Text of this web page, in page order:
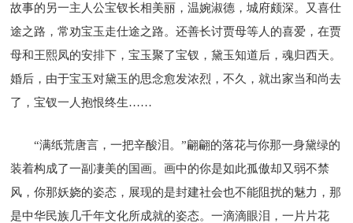
故事的另一主人公宝钗长相美丽，温婉淑德，城府颇深。又喜仕
途之路，常劝宝玉走仕途之路。还善长讨贾母等人的喜爱，在贾
母和王熙凤的安排下，宝玉聚了宝钗，黛玉知道后，魂归西天。
婚后，由于宝玉对黛玉的思念愈发浓烈，不久，就出家当和尚去
了，宝钗一人抱恨终生……
“满纸荒唐言，一把辛酸泪。”翩翩的落花与你那一身黛绿的
装着构成了一副凄美的国画。画中的你是如此孤傲却又弱不禁
风，你那妖娆的姿态，展现的是封建社会也不能阻扰的魅力，那
是中华民族几千年文化所成就的姿态。一滴滴眼泪，一片片花